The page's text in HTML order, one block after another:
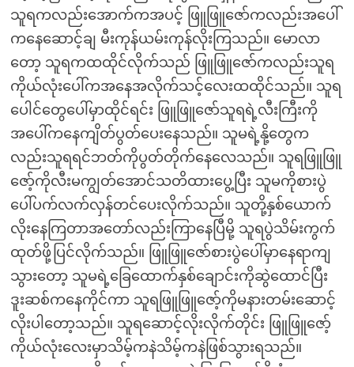
သူရကလည်းအောက်ကအပင့် ဖြူဖြူဇော်ကလည်းအပေါ်
ကနေဆောင့်ချ မီးကုန်ယမ်းကုန်လိုးကြသည်။ မောလာ
တော့ သူရကထထိုင်လိုက်သည် ဖြူဖြူဇော်ကလည်းသူရ
ကိုယ်လုံးပေါ်ကအနေအလိုက်သင့်လေးထထိုင်သည်။ သူရ
ပေါင်တွေပေါ်မှာထိုင်ရင်း ဖြူဖြူဇော်သူရရဲ့လီးကြီးကို
အပေါ်ကနေကျိတ်ပွတ်ပေးနေသည်။ သူမရဲ့နို့တွေက
လည်းသူရရင်ဘတ်ကိုပွတ်တိုက်နေလေသည်။ သူရဖြူဖြူ
ဇော့်ကိုလီးမကျွတ်အောင်သတိထားပွေ့ပြီး သူမကိုစားပွဲ
ပေါ်ပက်လက်လှန်တင်ပေးလိုက်သည်။ သူတို့နှစ်ယောက်
လိုးနေကြတာအတော်လည်းကြာနေပြီမို့ သူရပွဲသိမ်းကွက်
ထုတ်ဖို့ပြင်လိုက်သည်။ ဖြူဖြူဇော်စားပွဲပေါ်မှာနေရာကျ
သွားတော့ သူမရဲ့ခြေထောက်နှစ်ချောင်းကိုဆွဲထောင်ပြီး
ဒူးဆစ်ကနေကိုင်ကာ သူရဖြူဖြူဇော့်ကိုမနားတမ်းဆောင့်
လိုးပါတော့သည်။ သူရဆောင့်လိုးလိုက်တိုင်း ဖြူဖြူဇော့်
ကိုယ်လုံးလေးမှာသိမ့်ကနဲသိမ့်ကနဲဖြစ်သွားရသည်။